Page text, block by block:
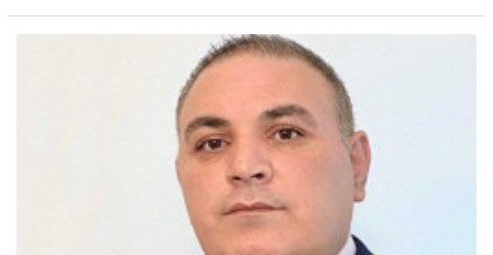
qurmağa öyrəşib. ABŞ və İsrailin həftələrlə davam edən kütləvi hava
hücumlarından sonra Tehran özünü təcrid olunmuş vəziyyətdə
tapsada Çin ona nəfəslik verir.